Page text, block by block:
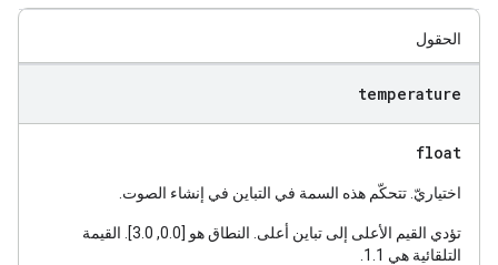
الحقول
temperature
float
اختياريّ. تتحكّم هذه السمة في التباين في إنشاء الصوت.
تؤدي القيم الأعلى إلى تباين أعلى. النطاق هو [0.0, 3.0]. القيمة
التلقائية هي 1.1.